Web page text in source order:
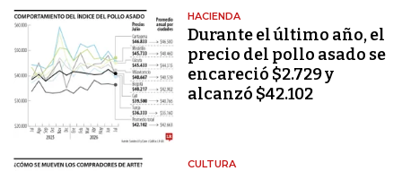
HACIENDA
Durante el último año, el
precio del pollo asado se
encareció $2.729 y
alcanzó $42.102
CULTURA